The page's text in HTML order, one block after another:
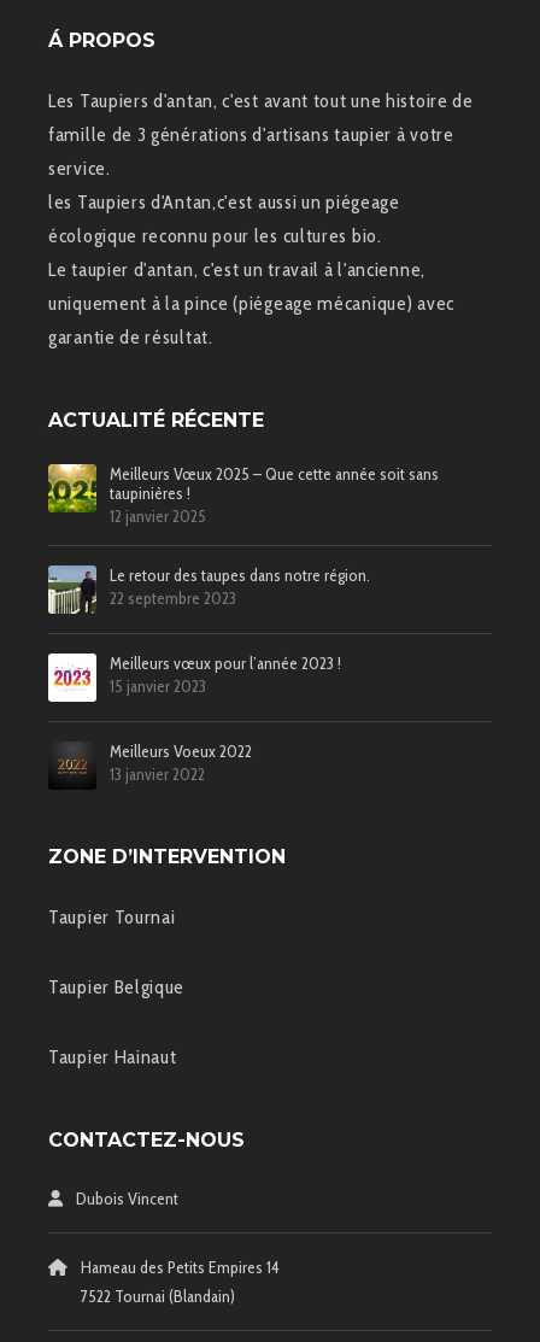
Á PROPOS
Les Taupiers d'antan, c'est avant tout une histoire de
famille de 3 générations d'artisans taupier à votre
service.
les Taupiers d'Antan,c'est aussi un piégeage
écologique reconnu pour les cultures bio.
Le taupier d'antan, c'est un travail à l'ancienne,
uniquement à la pince (piégeage mécanique) avec
garantie de résultat.
ACTUALITÉ RÉCENTE
Meilleurs Vœux 2025 – Que cette année soit sans
taupinières !
12 janvier 2025
Le retour des taupes dans notre région.
22 septembre 2023
Meilleurs vœux pour l’année 2023 !
15 janvier 2023
Meilleurs Voeux 2022
13 janvier 2022
ZONE D’INTERVENTION
Taupier Tournai
Taupier Belgique
Taupier Hainaut
CONTACTEZ-NOUS
Dubois Vincent
Hameau des Petits Empires 14
7522 Tournai (Blandain)